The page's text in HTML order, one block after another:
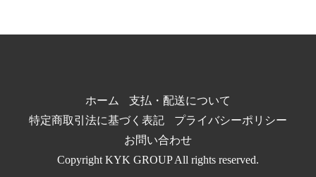
ホーム
支払・配送について
特定商取引法に基づく表記
プライバシーポリシー
お問い合わせ
Copyright KYK GROUP All rights reserved.